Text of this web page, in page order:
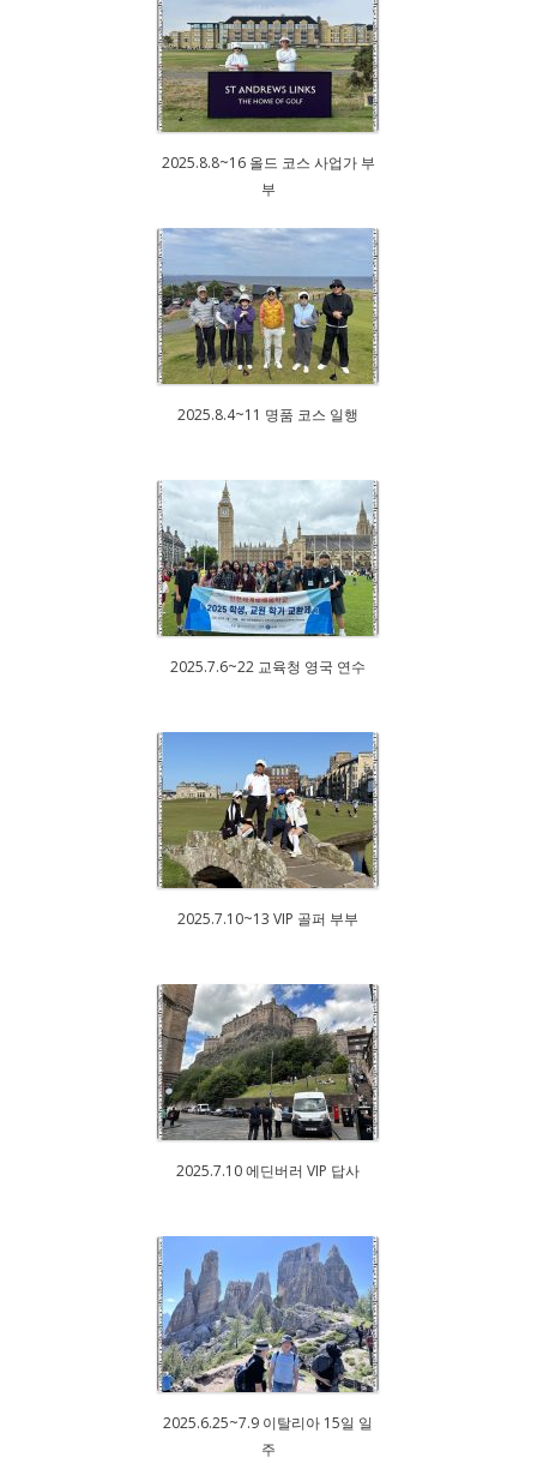
2025.8.8~16 올드 코스 사업가 부
부
2025.8.4~11 명품 코스 일행
2025.7.6~22 교육청 영국 연수
2025.7.10~13 VIP 골퍼 부부
2025.7.10 에딘버러 VIP 답사
2025.6.25~7.9 이탈리아 15일 일
주